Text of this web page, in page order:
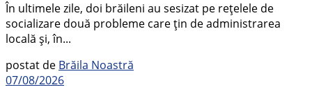
În ultimele zile, doi brăileni au sesizat pe rețelele de
socializare două probleme care țin de administrarea
locală și, în...
postat de Brăila Noastră
07/08/2026